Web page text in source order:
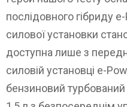
послідовного гібриду
силової установки
доступна лише з
силовій установці e-
бензиновий